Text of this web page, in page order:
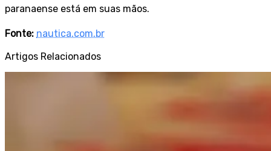
paranaense está em suas mãos.
Fonte: nautica.com.br
Artigos Relacionados